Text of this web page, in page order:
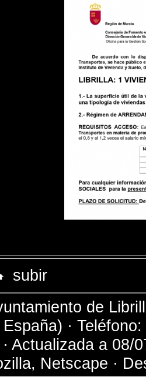
subir
de
·
· Actualizada a 08/
Netscape ·